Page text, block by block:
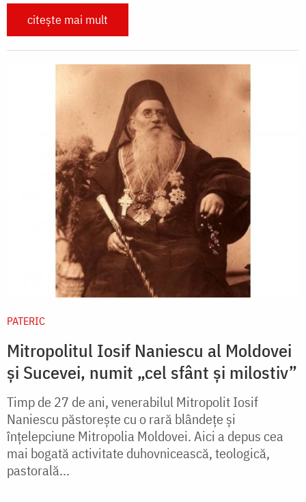
citește mai mult
PATERIC
Mitropolitul Iosif Naniescu al Moldovei
şi Sucevei, numit „cel sfânt şi milostiv”
Timp de 27 de ani, venerabilul Mitropolit Iosif
Naniescu păstoreşte cu o rară blândeţe şi
înţelepciune Mitropolia Moldovei. Aici a depus cea
mai bogată activitate duhovnicească, teologică,
pastorală...